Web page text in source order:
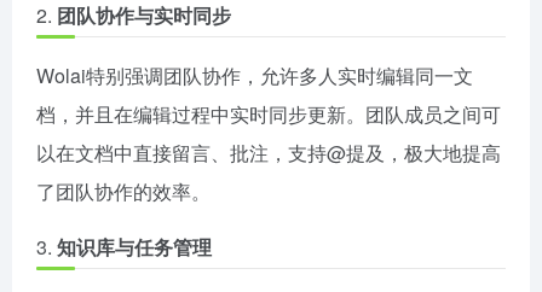
2. 团队协作与实时同步
Wolai特别强调团队协作，允许多人实时编辑同一文
档，并且在编辑过程中实时同步更新。团队成员之间可
以在文档中直接留言、批注，支持@提及，极大地提高
了团队协作的效率。
3. 知识库与任务管理